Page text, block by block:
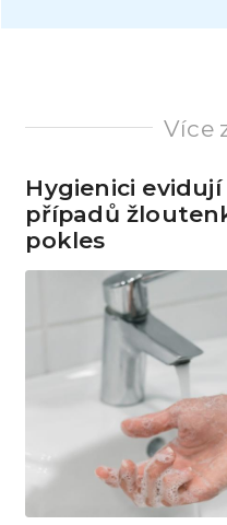
Více
Hygienici
případů
pokles